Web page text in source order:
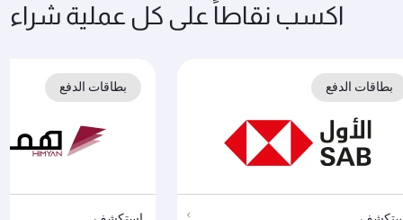
اكسب نقاطاً على كل عملية شراء
بطاقات الدفع بطاقات الدفع